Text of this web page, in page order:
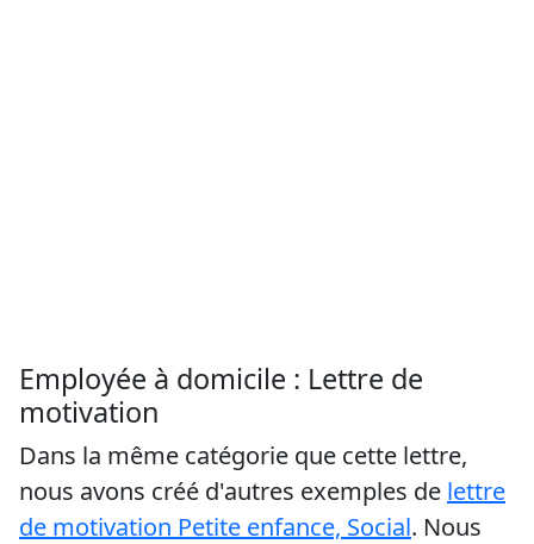
Employée à domicile : Lettre de
motivation
Dans la même catégorie que cette lettre,
nous avons créé d'autres exemples de lettre
de motivation Petite enfance, Social. Nous